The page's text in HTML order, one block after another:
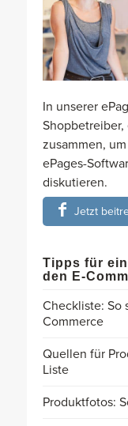
In unserer
Shopbetreiber,
zusammen,
ePages-
diskutieren.
Jetzt
Tipps für
den E-
Checkliste: So
Commerce
Quellen für
Liste
Produktfotos: